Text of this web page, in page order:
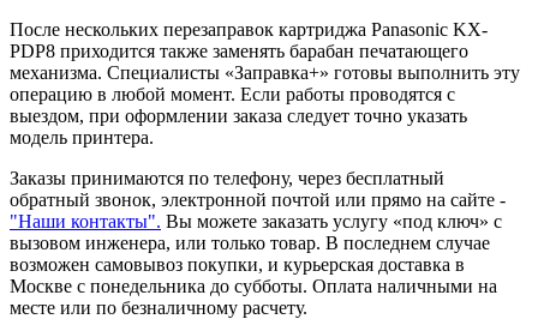
После нескольких перезаправок картриджа Panasonic KX-
PDP8 приходится также заменять барабан печатающего
механизма. Специалисты «Заправка+» готовы выполнить эту
операцию в любой момент. Если работы проводятся с
выездом, при оформлении заказа следует точно указать
модель принтера.
Заказы принимаются по телефону, через бесплатный
обратный звонок, электронной почтой или прямо на сайте -
"Наши контакты". Вы можете заказать услугу «под ключ» с
вызовом инженера, или только товар. В последнем случае
возможен самовывоз покупки, и курьерская доставка в
Москве с понедельника до субботы. Оплата наличными на
месте или по безналичному расчету.